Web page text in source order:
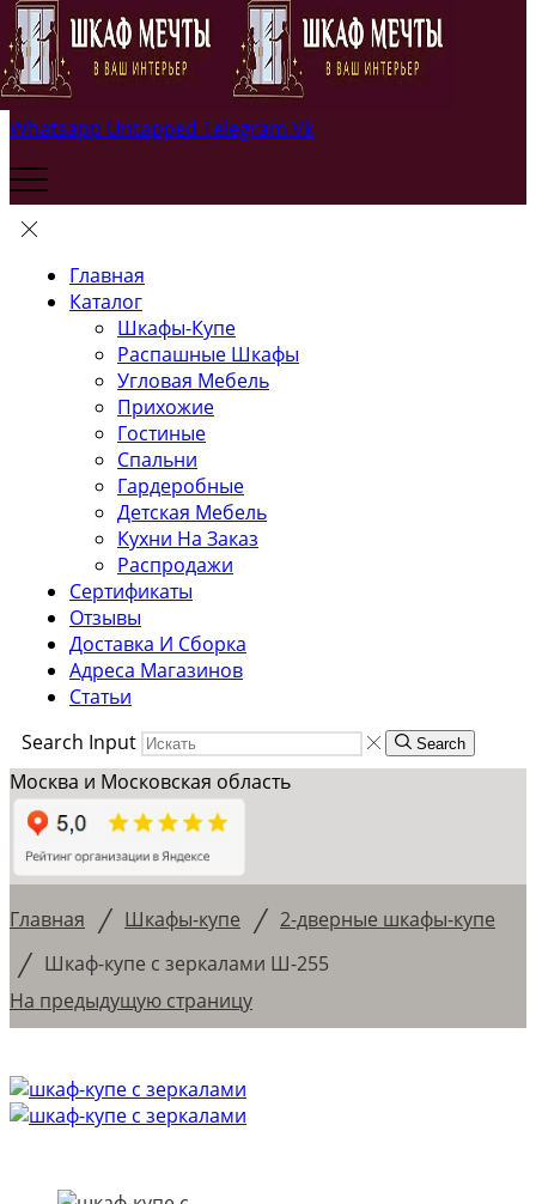
Whatsapp Untapped Telegram Vk
Главная
Каталог
Шкафы-Купе
Распашные Шкафы
Угловая Мебель
Прихожие
Гостиные
Спальни
Гардеробные
Детская Мебель
Кухни На Заказ
Распродажи
Сертификаты
Отзывы
Доставка И Сборка
Адреса Магазинов
Статьи
Search Input
Search
Москва и Московская область
Главная / Шкафы-купе / 2-дверные шкафы-купе
/ Шкаф-купе с зеркалами Ш-255
На предыдущую страницу